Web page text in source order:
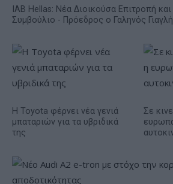
IAB Hellas: Νέα Διοικούσα Επιτροπή και
Συμβούλιο - Πρόεδρος ο Γαληνός
Η Toyota φέρνει νέα γενιά
μπαταριών για τα υβριδικά
της
Σε